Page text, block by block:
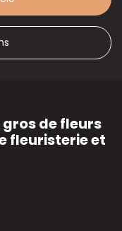
gros de fleurs
fleuristerie et